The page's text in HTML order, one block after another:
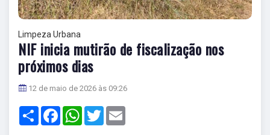
Limpeza Urbana
NIF inicia mutirão de fiscalização nos
próximos dias
12 de maio de 2026 às 09:26
Share FacebookWhatsApp
Twitter